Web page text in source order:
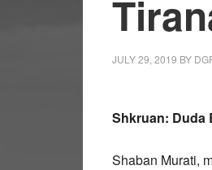
JULY 29, 2019 BY
Shkruan: Duda
Shaban Murati,